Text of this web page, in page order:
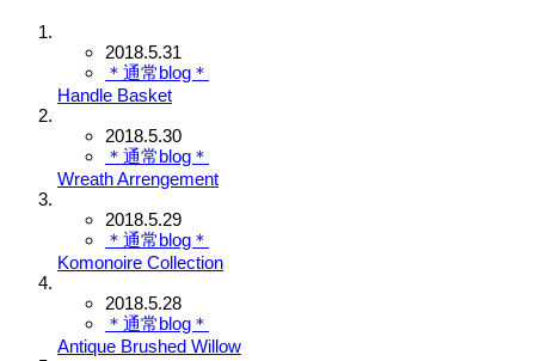
2018.5.31
＊通常blog＊
Handle Basket
2018.5.30
＊通常blog＊
Wreath Arrengement
2018.5.29
＊通常blog＊
Komonoire Collection
2018.5.28
＊通常blog＊
Antique Brushed Willow